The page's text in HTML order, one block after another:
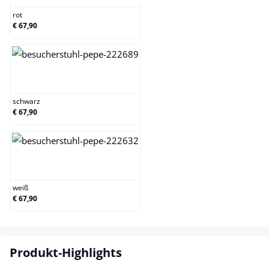
rot
€ 67,90
schwarz
€ 67,90
weiß
€ 67,90
Produkt-Highlights